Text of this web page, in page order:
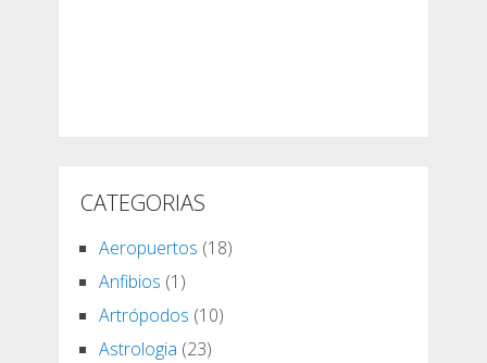
CATEGORIAS
Aeropuertos (18)
Anfibios (1)
Artrópodos (10)
Astrologia (23)